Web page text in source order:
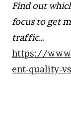
Find out
focus to get
traffic…
https://
ent-quality-